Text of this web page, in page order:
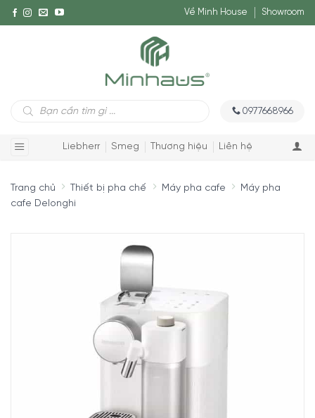
Về Minh House Showroom
Tìm
kiếm
0977668966
Liebherr Smeg Thương hiệu Liên hệ
Trang chủ Thiết bị pha chế Máy pha cafe
Máy pha
cafe Delonghi